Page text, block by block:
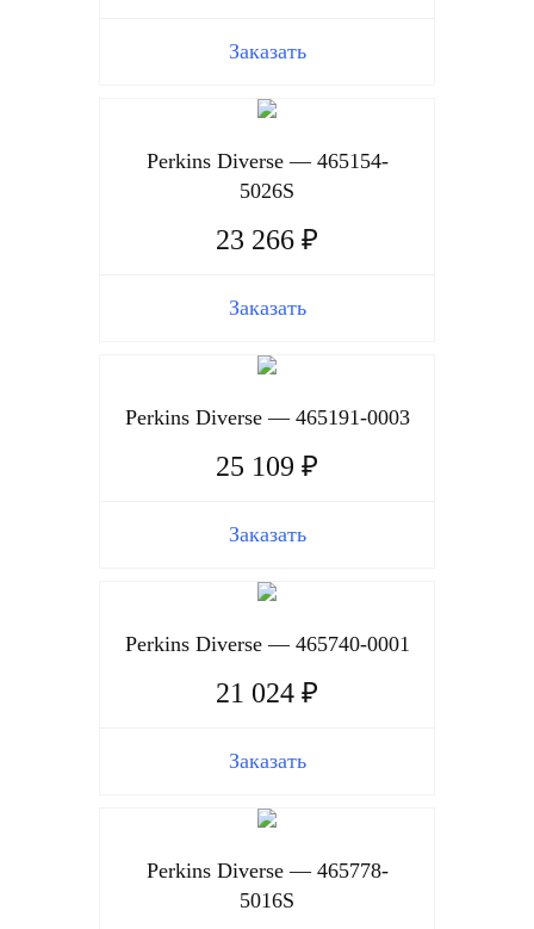
Заказать
Perkins Diverse — 465154-
5026S
23 266 ₽
Заказать
Perkins Diverse — 465191-0003
25 109 ₽
Заказать
Perkins Diverse — 465740-0001
21 024 ₽
Заказать
Perkins Diverse — 465778-
5016S